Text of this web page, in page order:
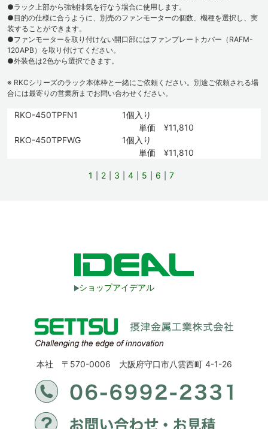
●ラック上部から強制排気を行なう場合に使用します。
●目的の仕様に合うように、別売のファンモーターの個数、機種を選択し、実
装することができます。
●ファンモーターを取り付けない開口部にはファンプレートカバー（RAFM-
120APB）を取り付けてください。
●外装色は2色から選択できます。
※ RKCシリーズのラック本体枠と一緒にご依頼ください。別途ご依頼される場
合には最寄りの営業所までお問い合わせください。
RKO-450TPFN1
1個入り
単価 ¥11,810
RKO-450TPFWG
1個入り
単価 ¥11,810
1 2 3 4 5 6 7
ショップアイデアル
本社 〒570-0006 大阪府守口市八雲西町 4-1-26